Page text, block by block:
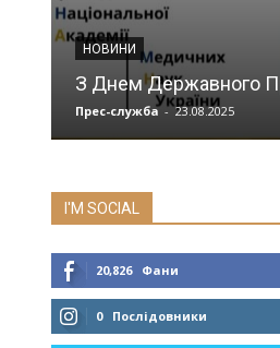
НОВИНИ
З Днем Державного
Прес-служба - 23.08.2025
I'M SOCIAL
20,826 Фани
0 Послідовники